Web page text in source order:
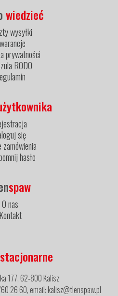
wiedzieć
wysyłki
prywatności
RODO
się
zamówienia
hasło
spaw
O nas
Kontakt
stacjonarne
177, 62-800 Kalisz
26 60, email: kalisz@tlenspaw.pl